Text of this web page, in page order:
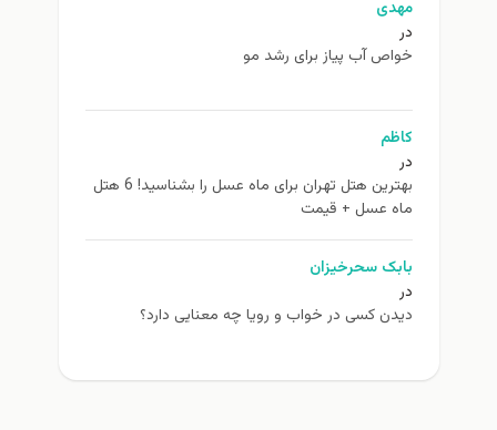
مهدی
در
خواص آب پیاز برای رشد مو
کاظم
در
بهترین هتل تهران برای ماه عسل را بشناسید! 6 هتل
ماه عسل + قیمت
بابک سحرخیزان
در
دیدن کسی در خواب و رویا چه معنایی دارد؟